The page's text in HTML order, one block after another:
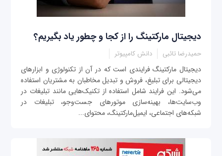
دیجیتال مارکتینگ را از کجا و چطور یاد بگیریم؟
حمیدرضا تائبی دانش کامپیوتر
دیجیتال مارکتینگ فرایندی است که در آن از تکنولوژی و ابزارهای
دیجیتالی برای تبلیغ، فروش و تبدیل مخاطبان به مشتریان استفاده
می‌شود. این فرایند شامل استفاده از تکنیک‌هایی مانند تبلیغات در
وب‌سایت‌ها، بهینه‌سازی موتورهای جست‌وجو، تبلیغات در
شبکه‌های اجتماعی، ایمیل‌مارکتینگ، محتوای...